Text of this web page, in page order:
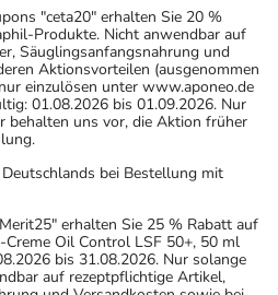
"ceta20" erhalten Sie 20 %
Produkte. Nicht anwendbar auf
Säuglingsanfangsnahrung und
Aktionsvorteilen (ausgenommen
einzulösen unter www.aponeo.de
01.08.2026 bis 01.09.2026. Nur
behalten uns vor, die Aktion früher
bei Bestellung mit
erhalten Sie 25 % Rabatt auf
Oil Control LSF 50+, 50 ml
bis 31.08.2026. Nur solange
auf rezeptpflichtige Artikel,